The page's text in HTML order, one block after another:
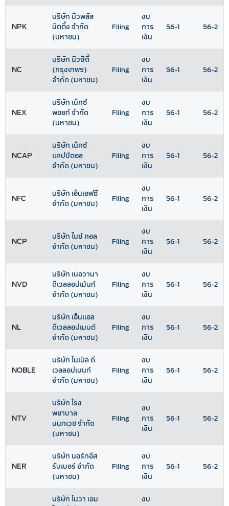
NPK
บริษัท นิวพลัส
นิตติ้ง จำกัด
(มหาชน)
Filing
งบ
การ
เงิน
56-1 56-2
NC
บริษัท นิวซิตี้
(กรุงเทพฯ)
จำกัด (มหาชน)
Filing
งบ
การ
เงิน
56-1 56-2
NEX
บริษัท เน็กซ์
พอยท์ จำกัด
(มหาชน)
Filing
งบ
การ
เงิน
56-1 56-2
NCAP
บริษัท เน็คซ์
แคปปิตอล
จำกัด (มหาชน)
Filing
งบ
การ
เงิน
56-1 56-2
NFC
บริษัท เอ็นเอฟซี
จำกัด (มหาชน)
Filing
งบ
การ
เงิน
56-1 56-2
NCP
บริษัท ไนซ์ คอล
จำกัด (มหาชน)
Filing
งบ
การ
เงิน
56-1 56-2
NVD
บริษัท เนอวานา
ดีเวลลอปเม้นท์
จำกัด (มหาชน)
Filing
งบ
การ
เงิน
56-1 56-2
NL
บริษัท เอ็นแอล
ดีเวลลอปเมนต์
จำกัด (มหาชน)
Filing
งบ
การ
เงิน
56-1 56-2
NOBLE
บริษัท โนเบิล ดี
เวลลอปเมนท์
จำกัด (มหาชน)
Filing
งบ
การ
เงิน
56-1 56-2
NTV
บริษัท โรง
พยาบาล
นนทเวช จำกัด
(มหาชน)
Filing
งบ
การ
เงิน
56-1 56-2
NER
บริษัท นอร์ทอีส
รับเบอร์ จำกัด
(มหาชน)
Filing
งบ
การ
เงิน
56-1 56-2
บริษัท โนวา เอม
งบ